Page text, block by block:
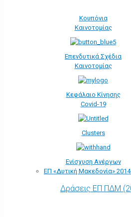
Κουπόνια
Καινοτομίας
Επενδυτικά Σχέδια
Καινοτομίας
Κεφάλαιο Κίνησης
Covid-19
Clusters
Ενίσχυση Ανέργων
ΕΠ «Δυτική Μακεδονία»
Δράσεις ΕΠ ΠΔΜ